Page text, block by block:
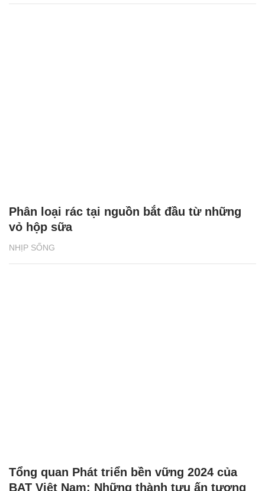
NHỊP SỐNG
Phân loại rác tại nguồn bắt đầu từ những
vỏ hộp sữa
Tổng quan Phát triển bền vững 2024 của
BAT Việt Nam: Những thành tựu ấn tượng